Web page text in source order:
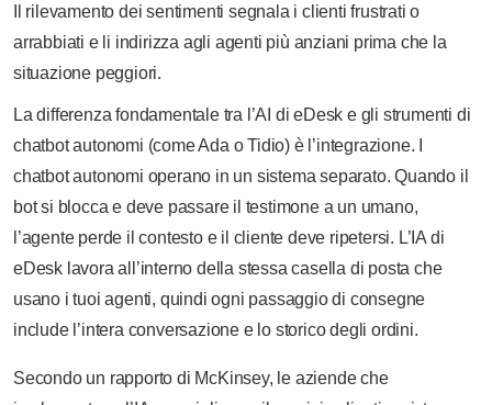
Il rilevamento dei sentimenti segnala i clienti frustrati o
arrabbiati e li indirizza agli agenti più anziani prima che la
situazione peggiori.
La differenza fondamentale tra l’AI di eDesk e gli strumenti di
chatbot autonomi (come Ada o Tidio) è l’integrazione. I
chatbot autonomi operano in un sistema separato. Quando il
bot si blocca e deve passare il testimone a un umano,
l’agente perde il contesto e il cliente deve ripetersi. L’IA di
eDesk lavora all’interno della stessa casella di posta che
usano i tuoi agenti, quindi ogni passaggio di consegne
include l’intera conversazione e lo storico degli ordini.
Secondo un rapporto di McKinsey, le aziende che